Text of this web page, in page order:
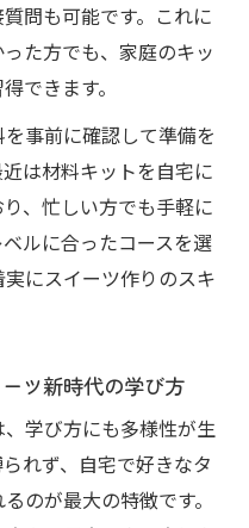
問も可能です。これに
た方でも、家庭のキッ
できます。
事前に確認して準備を
は材料キットを自宅に
、忙しい方でも手軽に
ルに合ったコースを選
にスイーツ作りのスキ
ツ新時代の学び方
学び方にも多様性が生
れず、自宅で好きなタ
のが最大の特徴です。